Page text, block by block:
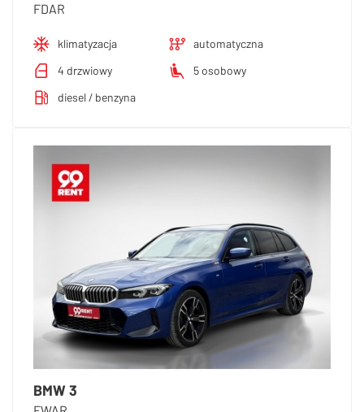
FDAR
klimatyzacja
automatyczna
4 drzwiowy
5 osobowy
diesel / benzyna
BMW 3